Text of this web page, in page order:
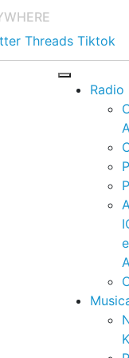
Threads Tiktok
Radio
e